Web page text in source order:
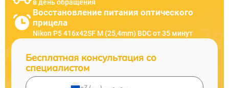
в день обращения
Восстановление питания оптического
прицела
Nikon P5 416x42SF M (25,4mm) BDC от 35 минут
Бесплатная консультация со
специалистом